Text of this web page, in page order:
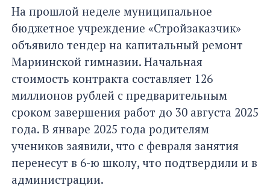
На прошлой неделе муниципальное
бюджетное учреждение «Стройзаказчик»
объявило тендер на капитальный ремонт
Мариинской гимназии. Начальная
стоимость контракта составляет 126
миллионов рублей с предварительным
сроком завершения работ до 30 августа 2025
года. В январе 2025 года родителям
учеников заявили, что с февраля занятия
перенесут в 6-ю школу, что подтвердили и в
администрации.